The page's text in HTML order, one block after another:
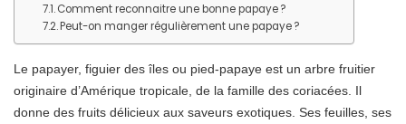
Comment reconnaitre une bonne papaye ?
Peut-on manger régulièrement une papaye ?
Le papayer, figuier des îles ou pied-papaye est un arbre fruitier
originaire d’Amérique tropicale, de la famille des coriacées. Il
donne des fruits délicieux aux saveurs exotiques. Ses feuilles, ses